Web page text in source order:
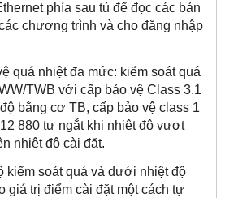
phía sau tủ để đọc các bản
chương trình và cho đăng nhập
nhiệt đa mức: kiểm soát quá
TWB với cấp bảo vệ Class 3.1
bằng cơ TB, cấp bảo vệ class 1
880 tự ngắt khi nhiệt độ vượt
nhiệt độ cài đặt.
soát quá và dưới nhiệt độ
giá trị điểm cài đặt một cách tự